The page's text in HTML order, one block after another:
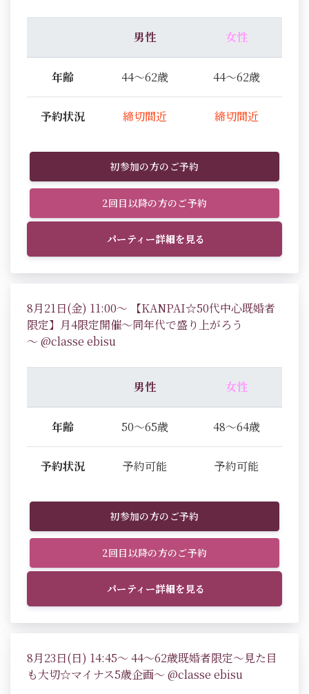
男性 女性
年齢 44～62歳 44～62歳
予約状況 締切間近 締切間近
初参加の方のご予約
2回目以降の方のご予約
パーティー詳細を見る
8月21日(金) 11:00～ 【KANPAI☆50代中心既婚者
限定】月4限定開催～同年代で盛り上がろう
～ @classe ebisu
男性 女性
年齢 50～65歳 48～64歳
予約状況 予約可能 予約可能
初参加の方のご予約
2回目以降の方のご予約
パーティー詳細を見る
8月23日(日) 14:45～ 44～62歳既婚者限定～見た目
も大切☆マイナス5歳企画～ @classe ebisu